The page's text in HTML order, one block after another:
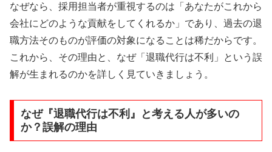
なぜなら、採用担当者が重視するのは「あなたがこれから
会社にどのような貢献をしてくれるか」であり、過去の退
職方法そのものが評価の対象になることは稀だからです。
これから、その理由と、なぜ「退職代行は不利」という誤
解が生まれるのかを詳しく見ていきましょう。
なぜ『退職代行は不利』と考える人が多いの
か？誤解の理由